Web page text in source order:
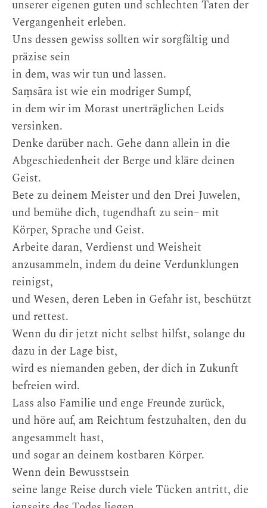
unserer eigenen guten und schlechten Taten der
Vergangenheit erleben.
Uns dessen gewiss sollten wir sorgfältig und
präzise sein
in dem, was wir tun und lassen.
Saṃsāra ist wie ein modriger Sumpf,
in dem wir im Morast unerträglichen Leids
versinken.
Denke darüber nach. Gehe dann allein in die
Abgeschiedenheit der Berge und kläre deinen
Geist.
Bete zu deinem Meister und den Drei Juwelen,
und bemühe dich, tugendhaft zu sein– mit
Körper, Sprache und Geist.
Arbeite daran, Verdienst und Weisheit
anzusammeln, indem du deine Verdunklungen
reinigst,
und Wesen, deren Leben in Gefahr ist, beschützt
und rettest.
Wenn du dir jetzt nicht selbst hilfst, solange du
dazu in der Lage bist,
wird es niemanden geben, der dich in Zukunft
befreien wird.
Lass also Familie und enge Freunde zurück,
und höre auf, am Reichtum festzuhalten, den du
angesammelt hast,
und sogar an deinem kostbaren Körper.
Wenn dein Bewusstsein
seine lange Reise durch viele Tücken antritt, die